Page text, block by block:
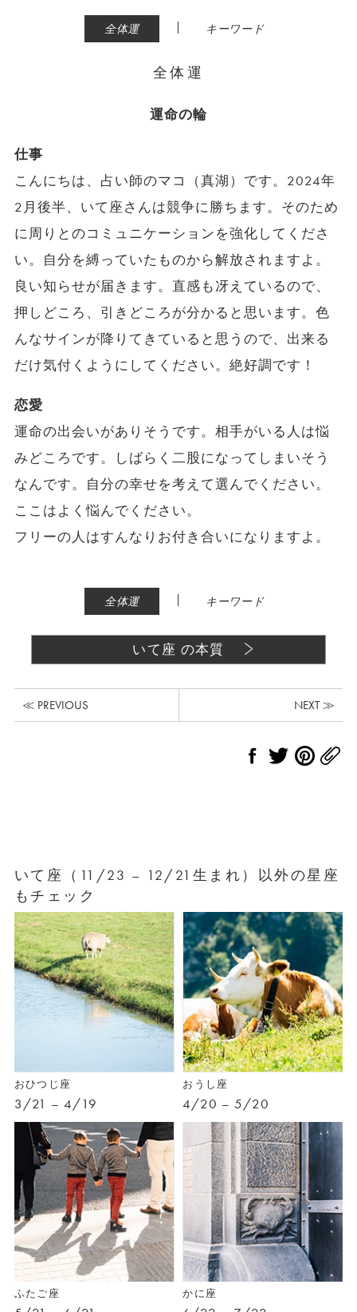
全体運 | キーワード
全体運
運命の輪
仕事
こんにちは、占い師のマコ（真湖）です。2024年
2月後半、いて座さんは競争に勝ちます。そのため
に周りとのコミュニケーションを強化してくださ
い。自分を縛っていたものから解放されますよ。
良い知らせが届きます。直感も冴えているので、
押しどころ、引きどころが分かると思います。色
んなサインが降りてきていると思うので、出来る
だけ気付くようにしてください。絶好調です！
恋愛
運命の出会いがありそうです。相手がいる人は悩
みどころです。しばらく二股になってしまいそう
なんです。自分の幸せを考えて選んでください。
ここはよく悩んでください。
フリーの人はすんなりお付き合いになりますよ。
全体運 | キーワード
いて座 の本質
≪ PREVIOUS NEXT ≫
いて座（11/23 – 12/21生まれ）以外の星座
もチェック
おひつじ座
3/21 – 4/19
おうし座
4/20 – 5/20
ふたご座 かに座